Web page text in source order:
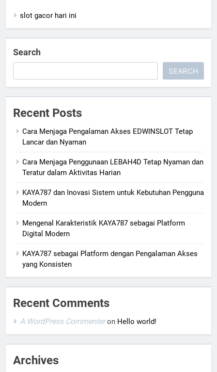
slot gacor hari ini
Search
SEARCH
Recent Posts
Cara Menjaga Pengalaman Akses EDWINSLOT Tetap
Lancar dan Nyaman
Cara Menjaga Penggunaan LEBAH4D Tetap Nyaman dan
Teratur dalam Aktivitas Harian
KAYA787 dan Inovasi Sistem untuk Kebutuhan Pengguna
Modern
Mengenal Karakteristik KAYA787 sebagai Platform
Digital Modern
KAYA787 sebagai Platform dengan Pengalaman Akses
yang Konsisten
Recent Comments
A WordPress Commenteron Hello world!
Archives